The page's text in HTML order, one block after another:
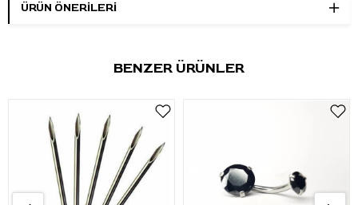
ÜRÜN ÖNERILERI
BENZER ÜRÜNLER